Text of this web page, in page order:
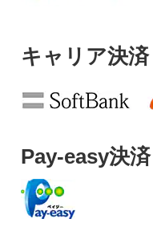
キャリア決済
Pay-easy決済